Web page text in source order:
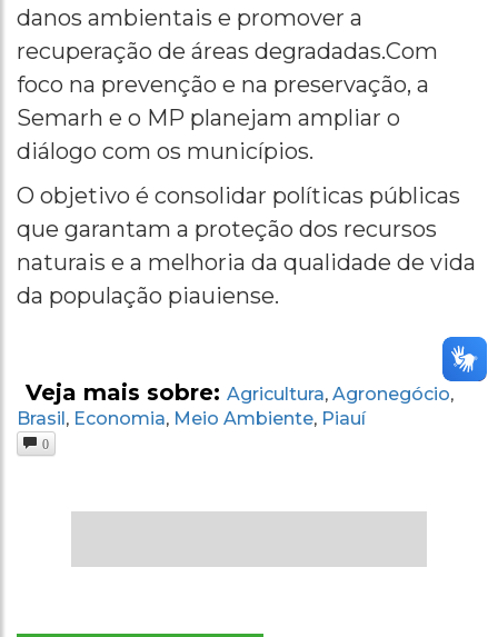
danos ambientais e promover a
recuperação de áreas degradadas.Com
foco na prevenção e na preservação, a
Semarh e o MP planejam ampliar o
diálogo com os municípios.
O objetivo é consolidar políticas públicas
que garantam a proteção dos recursos
naturais e a melhoria da qualidade de vida
da população piauiense.
Veja mais sobre: Agricultura, Agronegócio,
Brasil, Economia, Meio Ambiente, Piauí
0